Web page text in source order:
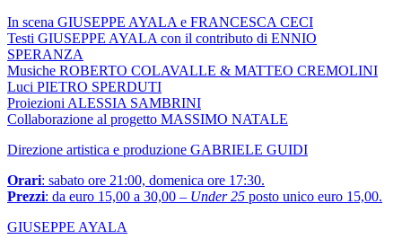
In scena GIUSEPPE AYALA e FRANCESCA CECI
Testi GIUSEPPE AYALA con il contributo di ENNIO
SPERANZA
Musiche ROBERTO COLAVALLE & MATTEO CREMOLINI
Luci PIETRO SPERDUTI
Proiezioni ALESSIA SAMBRINI
Collaborazione al progetto MASSIMO NATALE
Direzione artistica e produzione GABRIELE GUIDI
Orari: sabato ore 21:00, domenica ore 17:30.
Prezzi: da euro 15,00 a 30,00 – Under 25 posto unico euro 15,00.
GIUSEPPE AYALA